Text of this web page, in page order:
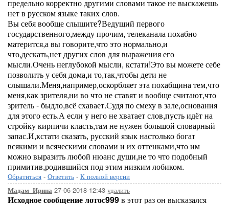
предельно корректно другими словами такое не выскажешь
нет в русском языке таких слов.
Вы себя вообще слышите?Ведущий первого
государственного,между прочим, телеканала похабно
матерится,а вы говорите,что это нормально,и
что,дескать,нет других слов для выражения его
мысли.Очень неглубокой мысли, кстати!Это вы можете себе
позволить у себя дома,и то,так,чтобы дети не
слышали.Меня,например,оскорбляет эта похабщина тем,что
меня,как зрителя,ни во что не ставят и вообще считают,что
зритель - быдло,всё схавает.Судя по смеху в зале,основания
для этого есть.А если у него не хватает слов,пусть идёт на
стройку кирпичи класть,там не нужен большой словарный
запас.И,кстати сказать, русский язык настолько богат
всякими и всяческими словами и их оттенками,что им
можно выразить любой нюанс души,не то что подобный
примитив,родившийся под этим низким лобиком.
Обратиться - Ответить - К полной версии
Мадам_Ирина 27-06-2018-12:43 удалить
Исходное сообщение лотос999в этот раз он высказался